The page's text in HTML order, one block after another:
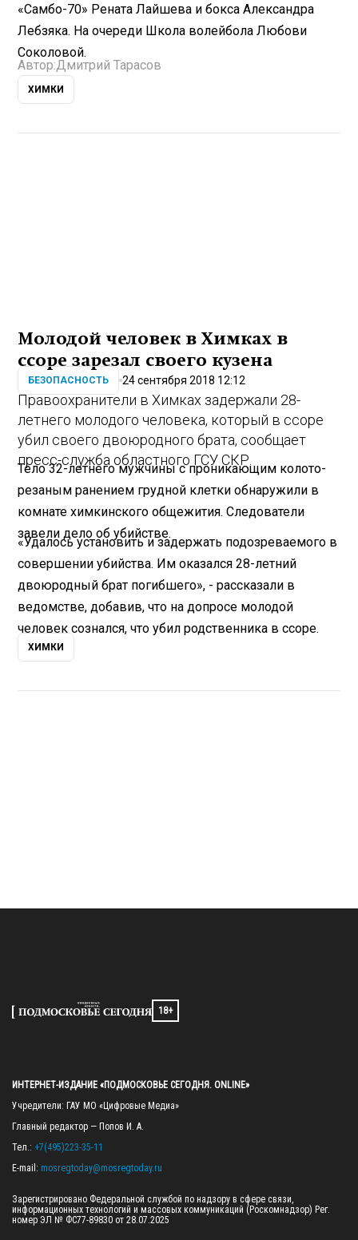
«Самбо-70» Рената Лайшева и бокса Александра
Лебзяка. На очереди Школа волейбола Любови
Соколовой.
Автор:Дмитрий Тарасов
ХИМКИ
Молодой человек в Химках в
ссоре зарезал своего кузена
БЕЗОПАСНОСТЬ 24 сентября 2018 12:12
Правоохранители в Химках задержали 28-
летнего молодого человека, который в ссоре
убил своего двоюродного брата, сообщает
пресс-служба областного ГСУ СКР.
Тело 32-летнего мужчины с проникающим колото-
резаным ранением грудной клетки обнаружили в
комнате химкинского общежития. Следователи
завели дело об убийстве.
«Удалось установить и задержать подозреваемого в
совершении убийства. Им оказался 28-летний
двоюродный брат погибшего», - рассказали в
ведомстве, добавив, что на допросе молодой
человек сознался, что убил родственника в ссоре.
ХИМКИ
18+
ИНТЕРНЕТ-ИЗДАНИЕ «ПОДМОСКОВЬЕ СЕГОДНЯ. ONLINE»
Учредители: ГАУ МО «Цифровые Медиа»
Главный редактор — Попов И. А.
Тел.: +7(495)223-35-11
E-mail: mosregtoday@mosregtoday.ru
Зарегистрировано Федеральной службой по надзору в сфере связи,
информационных технологий и массовых коммуникаций (Роскомнадзор) Рег.
номер ЭЛ № ФС77-89830 от 28.07.2025